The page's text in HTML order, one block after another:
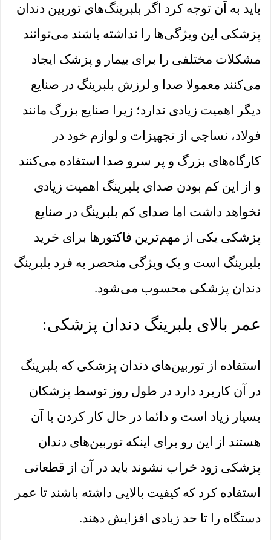
باید به آن توجه کرد اگر بلبرینگ‌های توربین دندان
پزشکی این ویژگی‌ها را نداشته باشند می‌توانند
مشکلات مختلفی را برای بیمار و پزشک ایجاد
می‌کنند معمولا صدا و لرزش بلبرینگ در صنایع
دیگر اهمیت زیادی ندارد؛ زیرا صنایع بزرگ مانند
فولاد، نساجی از تجهیزات و لوازم خود در
کارگاه‌های بزرگ و پر سرو صدا استفاده می‌کنند
و از این کم بودن صدای بلبرینگ اهمیت زیادی
نخواهد داشت اما صدای کم بلبرینگ در صنایع
پزشکی یکی از مهم‌ترین فاکتورها برای خرید
بلبرینگ است و یک ویژگی منحصر به فرد بلبرینگ
دندان پزشکی محسوب می‌شود.
عمر بالای بلبرینگ دندان پزشکی:
استفاده از توربین‌های دندان پزشکی که بلبرینگ
در آن کاربرد دارد در طول روز توسط پزشکان
بسیار زیاد است و دائما در حال کار کردن با آن
هستند از این رو برای اینکه توربین‌های دندان
پزشکی زود خراب نشوند باید در آن از قطعاتی
استفاده کرد که کیفیت بالایی داشته باشند تا عمر
دستگاه را تا حد زیادی افزایش دهند.